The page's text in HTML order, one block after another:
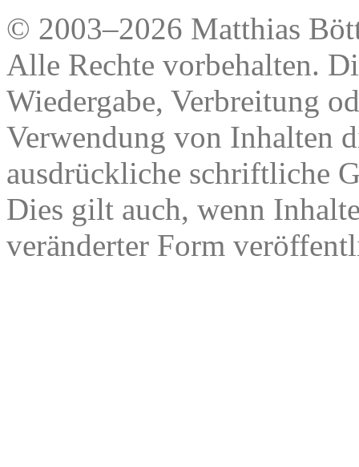
© 2003–2026 Matthias
Alle Rechte vorbehalten.
Wiedergabe, Verbreitung
Verwendung von Inhalten
ausdrückliche schriftliche
Dies gilt auch, wenn
veränderter Form